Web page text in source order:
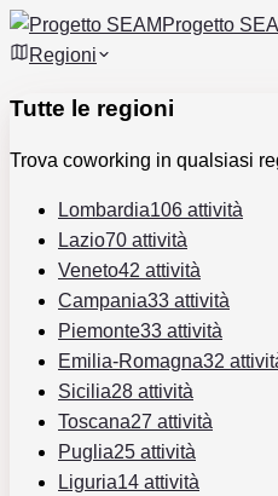
Progetto
Regioni
Tutte le regioni
Trova coworking in qualsiasi
Lombardia106 attività
Lazio70 attività
Veneto42 attività
Campania33 attività
Piemonte33 attività
Emilia-Romagna32
Sicilia28 attività
Toscana27 attività
Puglia25 attività
Liguria14 attività